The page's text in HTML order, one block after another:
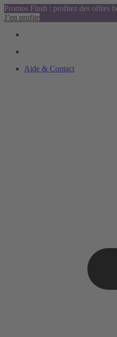
Promos Flash : profitez des offres
J’en profite
Aide & Contact